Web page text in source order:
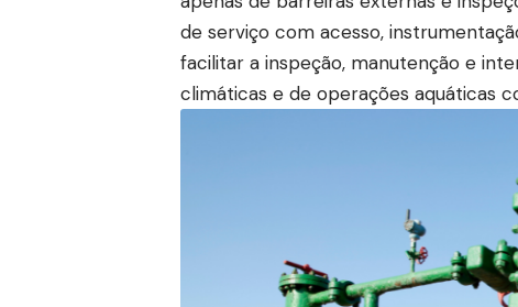
de serviço com acesso,
facilitar a inspeção, manutenção e
climáticas e de operações aquáticas